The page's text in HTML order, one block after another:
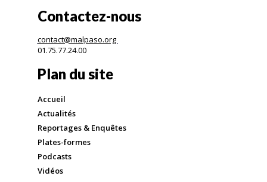
Contactez-nous
contact@malpaso.org
01.75.77.24.00
Plan du site
Accueil
Actualités
Reportages & Enquêtes
Plates-formes
Podcasts
Vidéos